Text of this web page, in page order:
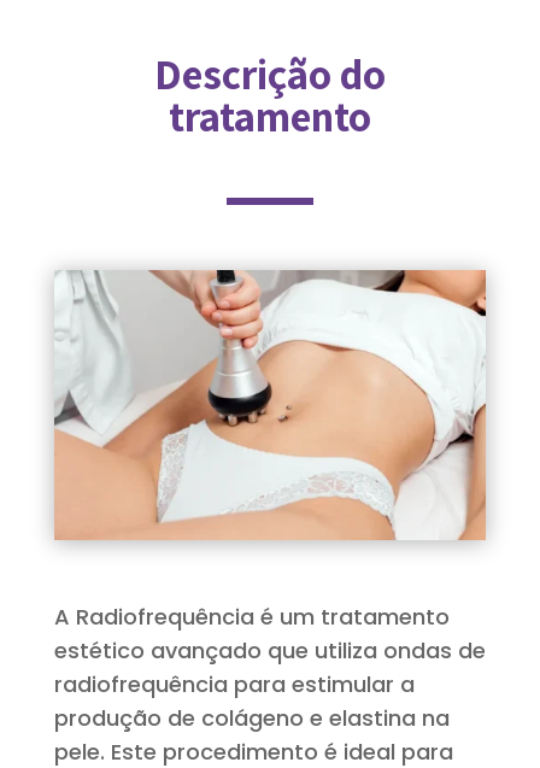
Descrição do
tratamento
A Radiofrequência é um tratamento
estético avançado que utiliza ondas de
radiofrequência para estimular a
produção de colágeno e elastina na
pele. Este procedimento é ideal para